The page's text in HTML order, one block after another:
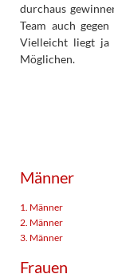
durchaus
Team auch
Vielleicht liegt ja
Möglichen.
Männer
1. Männer
2. Männer
3. Männer
Frauen